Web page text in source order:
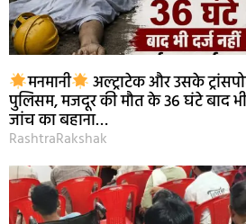
मनमानी अल्ट्राटेक और उसके
पुलिसम, मजदूर की मौत के 36 घंटे बाद
जांच का बहाना…
RashtraRakshak